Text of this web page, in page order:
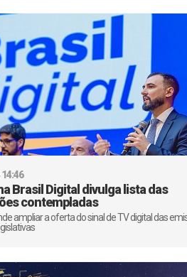
Brasil Digital divulga lista das
contempladas
ampliar a oferta do sinal de TV digital das